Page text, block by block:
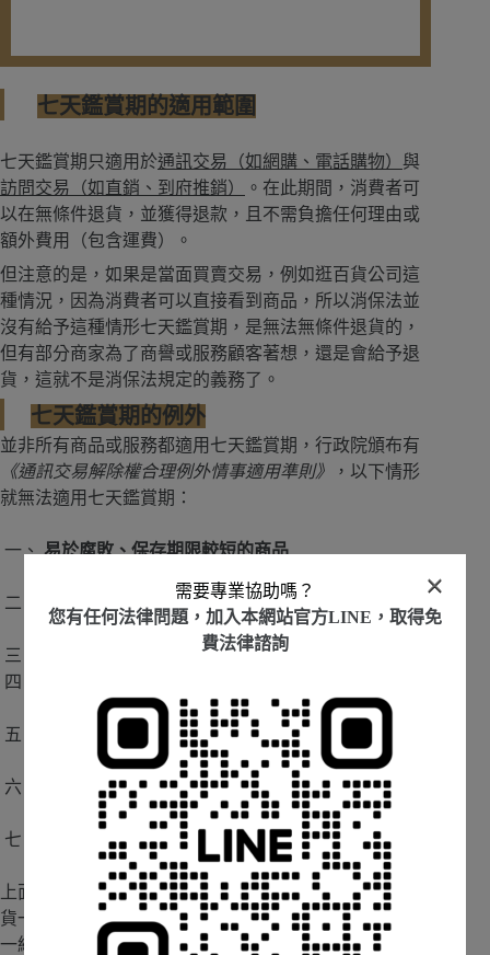
七天鑑賞期的適用範圍
七天鑑賞期只適用於通訊交易（如網購、電話購物） 與
訪問交易（如直銷、到府推銷）
。在此期間，消費者可
以在無條件退貨，並獲得退款，且不需負擔任何理由或
額外費用（包含運費）。
但注意的是，如果是當面買賣交易，例如逛百貨公司這
種情況，因為消費者可以直接看到商品，所以消保法並
沒有給予這種情形七天鑑賞期，是無法無條件退貨的，
但有部分商家為了商譽或服務顧客著想，還是會給予退
貨，這就不是消保法規定的義務了。
七天鑑賞期的例外
並非所有商品或服務都適用七天鑑賞期，行政院頒布有
《通訊交易解除權合理例外情事適用準則》
，以下情形
就無法適用七天鑑賞期：
易於腐敗、保存期限較短的商品
客製化商品
如：刻字飾品、訂製服裝
如CD、DVD
如：線上遊戲、手遊
已拆封的個人衛生用品
如：內衣、刮鬍刀
上面七種類別的商品，有的是性質上容易腐敗，如果退
貨一來一往商品可能就變質了，有的是線上軟體，只要
一經使用可能就已經滿足消費者需求了，這些情形，即
需要專業協助嗎？
您有任何法律問題，加入本網站官方LINE，取得免
費法律諮詢
×